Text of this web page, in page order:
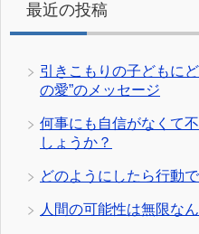
最近の投稿
引きこもりの子どもに
の愛”のメッセージ
何事にも自信がなくて
しょうか？
どのようにしたら行動
人間の可能性は無限なん